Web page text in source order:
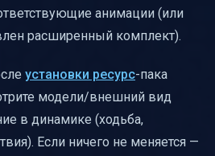
анимации (или
расширенный комплект).
установки ресурс-пака
модели/внешний вид
в динамике (ходьба,
Если ничего не меняется —